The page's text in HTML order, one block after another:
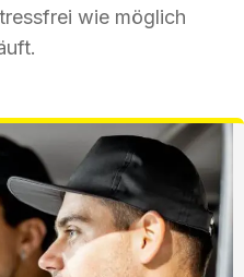
wie möglich